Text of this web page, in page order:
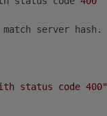
server hash.
status code 400"